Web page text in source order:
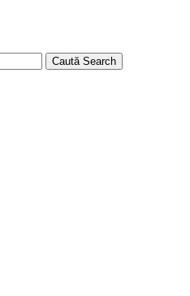
Caută Search